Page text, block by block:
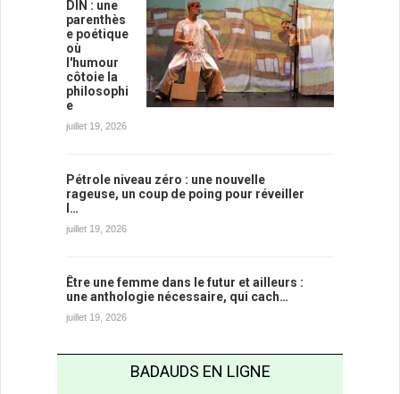
DIN : une
parenthès
e poétique
où
l'humour
côtoie la
philosophi
e
juillet 19, 2026
Pétrole niveau zéro : une nouvelle
rageuse, un coup de poing pour réveiller
l…
juillet 19, 2026
Être une femme dans le futur et ailleurs :
une anthologie nécessaire, qui cach…
juillet 19, 2026
BADAUDS EN LIGNE